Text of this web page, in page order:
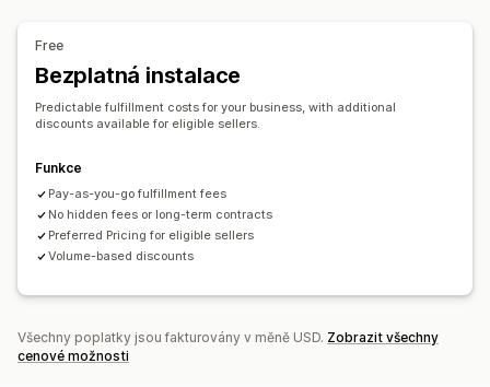
Free
Bezplatná instalace
Predictable fulfillment costs for your business, with additional
discounts available for eligible sellers.
Funkce
Pay-as-you-go fulfillment fees
No hidden fees or long-term contracts
Preferred Pricing for eligible sellers
Volume-based discounts
Všechny poplatky jsou fakturovány v měně USD. Zobrazit všechny
cenové možnosti